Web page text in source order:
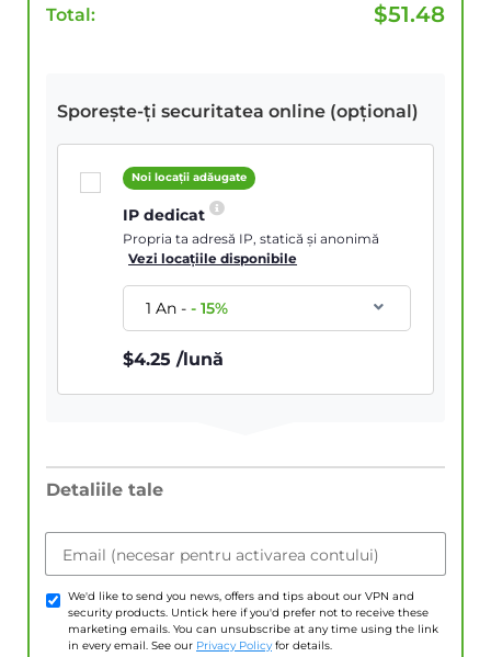
Total: $51.48
Sporește-ți securitatea online (opțional)
Noi locații adăugate
IP dedicat
Propria ta adresă IP, statică și anonimă
Vezi locațiile disponibile
1 An--15%
$4.25 /lună
Detaliile tale
Email (necesar pentru activarea contului)
We'd like to send you news, offers and tips about our VPN and
security products. Untick here if you'd prefer not to receive these
marketing emails. You can unsubscribe at any time using the link
in every email. See our Privacy Policy for details.